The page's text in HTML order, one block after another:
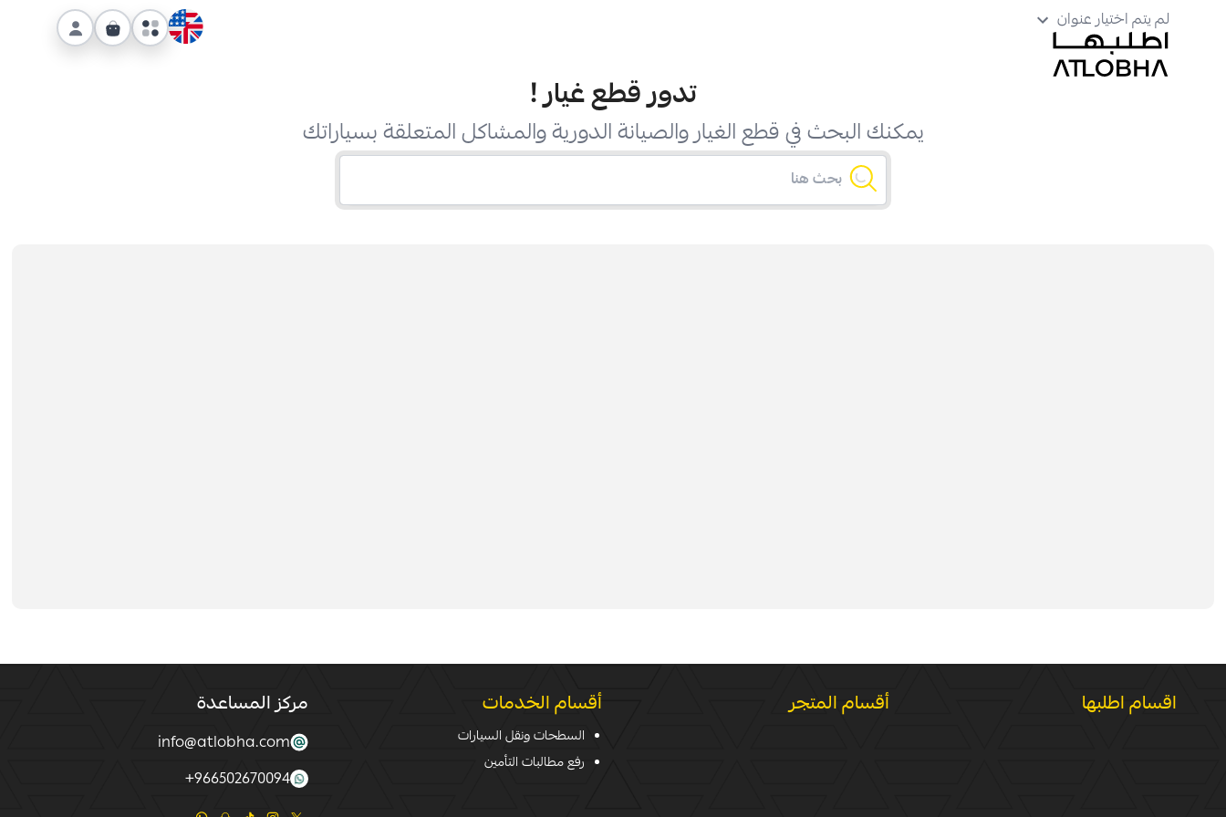
لم يتم اختيار عنوان
تدور قطع غيار!
يمكنك البحث في قطع الغيار والصيانة الدورية والمشاكل المتعلقة بسياراتك
اقسام اطلبها أقسام المتجر أقسام الخدمات
السطحات ونقل السيارات
رفع مطالبات التأمين
مركز المساعدة
info@atlobha.com
966502670094
+